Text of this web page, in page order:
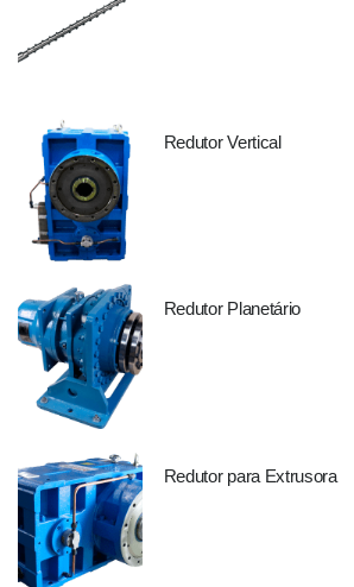
Redutor Vertical
Redutor Planetário
Redutor para Extrusora